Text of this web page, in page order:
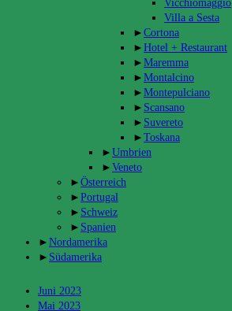
Vicchiomaggio
Villa a Sesta
► Cortona
► Hotel + Restaurant
► Maremma
► Montalcino
► Montepulciano
► Scansano
► Suvereto
► Toskana
► Umbrien
► Veneto
► Österreich
► Portugal
► Schweiz
► Spanien
► Nordamerika
► Südamerika
Juni 2023
Mai 2023